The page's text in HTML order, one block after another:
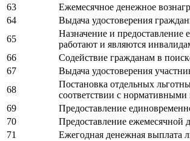
63
Ежемесячное денежное
64
Выдача удостоверения
65
Назначение и
работают и являются
66
Содействие гражданам в
67
Выдача удостоверения
68
Постановка отдельных
соответствии с
69
Предоставление
70
Предоставление ежемесячной
71
Ежегодная денежная выплата